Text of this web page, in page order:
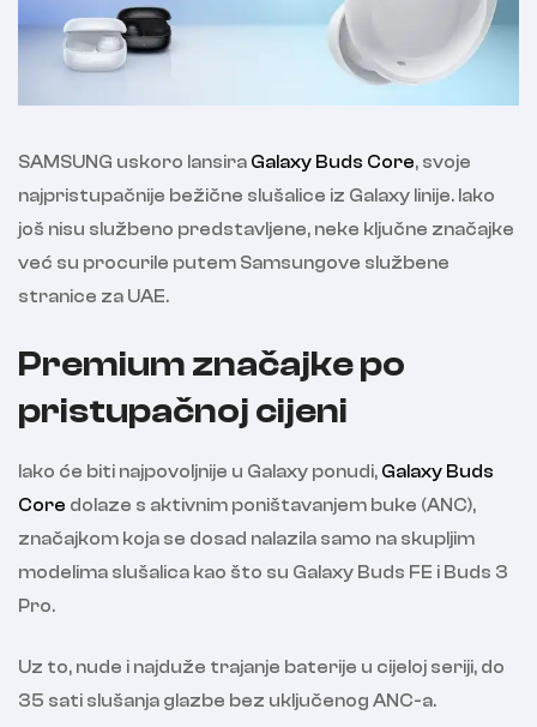
SAMSUNG uskoro lansira Galaxy Buds Core, svoje
najpristupačnije bežične slušalice iz Galaxy linije. Iako
još nisu službeno predstavljene, neke ključne značajke
već su procurile putem Samsungove službene
stranice za UAE.
Premium značajke po
pristupačnoj cijeni
Iako će biti najpovoljnije u Galaxy ponudi, Galaxy Buds
Core dolaze s aktivnim poništavanjem buke (ANC),
značajkom koja se dosad nalazila samo na skupljim
modelima slušalica kao što su Galaxy Buds FE i Buds 3
Pro.
Uz to, nude i najduže trajanje baterije u cijeloj seriji, do
35 sati slušanja glazbe bez uključenog ANC-a.